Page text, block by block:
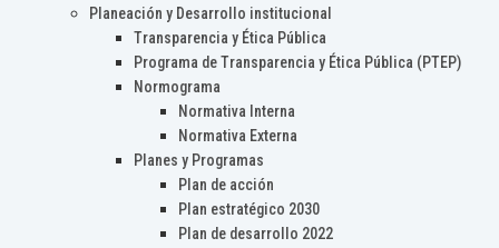
Planeación y Desarrollo institucional
Transparencia y Ética Pública
Programa de Transparencia y Ética Pública (PTEP)
Normograma
Normativa Interna
Normativa Externa
Planes y Programas
Plan de acción
Plan estratégico 2030
Plan de desarrollo 2022